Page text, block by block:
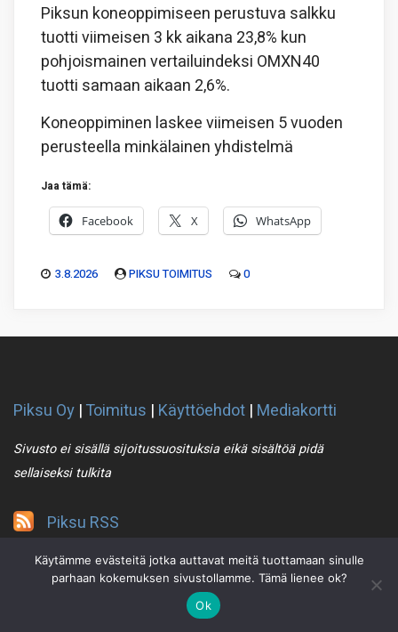
Piksun koneoppimiseen perustuva salkku
tuotti viimeisen 3 kk aikana 23,8% kun
pohjoismainen vertailuindeksi OMXN40
tuotti samaan aikaan 2,6%.
Koneoppiminen laskee viimeisen 5 vuoden
perusteella minkälainen yhdistelmä
Jaa tämä:
Facebook X WhatsApp
3.8.2026 PIKSU TOIMITUS 0
Piksu Oy |Toimitus | Käyttöehdot | Mediakortti
Sivusto ei sisällä sijoitussuosituksia eikä sisältöä pidä
sellaiseksi tulkita
Piksu RSS
Käytämme evästeitä jotka auttavat meitä tuottamaan sinulle
parhaan kokemuksen sivustollamme. Tämä lienee ok?
Ok